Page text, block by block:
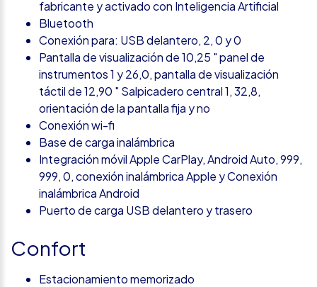
fabricante y activado con Inteligencia Artificial
Bluetooth
Conexión para: USB delantero, 2, 0 y 0
Pantalla de visualización de 10,25 " panel de
instrumentos 1 y 26,0, pantalla de visualización
táctil de 12,90 " Salpicadero central 1, 32,8,
orientación de la pantalla fija y no
Conexión wi-fi
Base de carga inalámbrica
Integración móvil Apple CarPlay, Android Auto, 999,
999, 0, conexión inalámbrica Apple y Conexión
inalámbrica Android
Puerto de carga USB delantero y trasero
Confort
Estacionamiento memorizado